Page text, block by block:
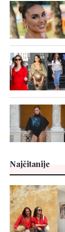
Najčitanije